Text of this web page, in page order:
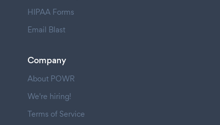
HIPAA Forms
Email Blast
Company
About POWR
We're hiring!
Terms of Service